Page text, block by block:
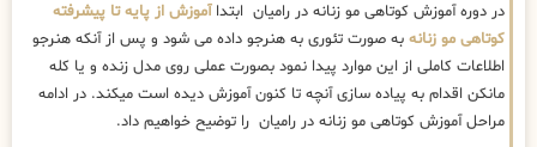
در دوره آموزش کوتاهی مو زنانه در رامیان ابتداآموزش از پایه تا پیشرفته
کوتاهی مو زنانه به صورت تئوری به هنرجو داده می شود و پس از آنکه هنرجو
اطلاعات کاملی از این موارد پیدا نمود بصورت عملی روی مدل زنده و یا کله
مانکن اقدام به پیاده سازی آنچه تا کنون آموزش دیده است میکند. در ادامه
مراحل آموزش کوتاهی مو زنانه در رامیان را توضیح خواهیم داد.